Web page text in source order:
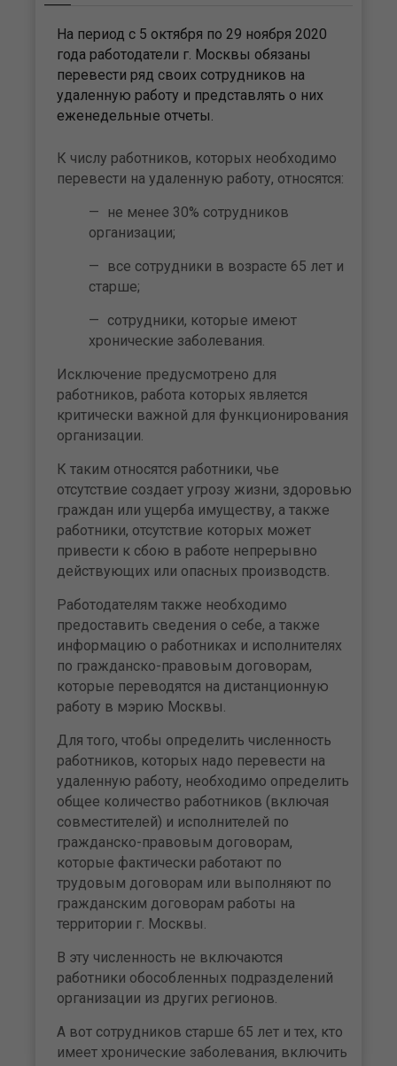
На период с 5 октября по 29 ноября 2020
года работодатели г. Москвы обязаны
перевести ряд своих сотрудников на
удаленную работу и представлять о них
еженедельные отчеты.
К числу работников, которых необходимо
перевести на удаленную работу, относятся:
не менее 30% сотрудников
организации;
все сотрудники в возрасте 65 лет и
старше;
сотрудники, которые имеют
хронические заболевания.
Исключение предусмотрено для
работников, работа которых является
критически важной для функционирования
организации.
К таким относятся работники, чье
отсутствие создает угрозу жизни, здоровью
граждан или ущерба имуществу, а также
работники, отсутствие которых может
привести к сбою в работе непрерывно
действующих или опасных производств.
Работодателям также необходимо
предоставить сведения о себе, а также
информацию о работниках и исполнителях
по гражданско-правовым договорам,
которые переводятся на дистанционную
работу в мэрию Москвы.
Для того, чтобы определить численность
работников, которых надо перевести на
удаленную работу, необходимо определить
общее количество работников (включая
совместителей) и исполнителей по
гражданско-правовым договорам,
которые фактически работают по
трудовым договорам или выполняют по
гражданским договорам работы на
территории г. Москвы.
В эту численность не включаются
работники обособленных подразделений
организации из других регионов.
А вот сотрудников старше 65 лет и тех, кто
имеет хронические заболевания, включить